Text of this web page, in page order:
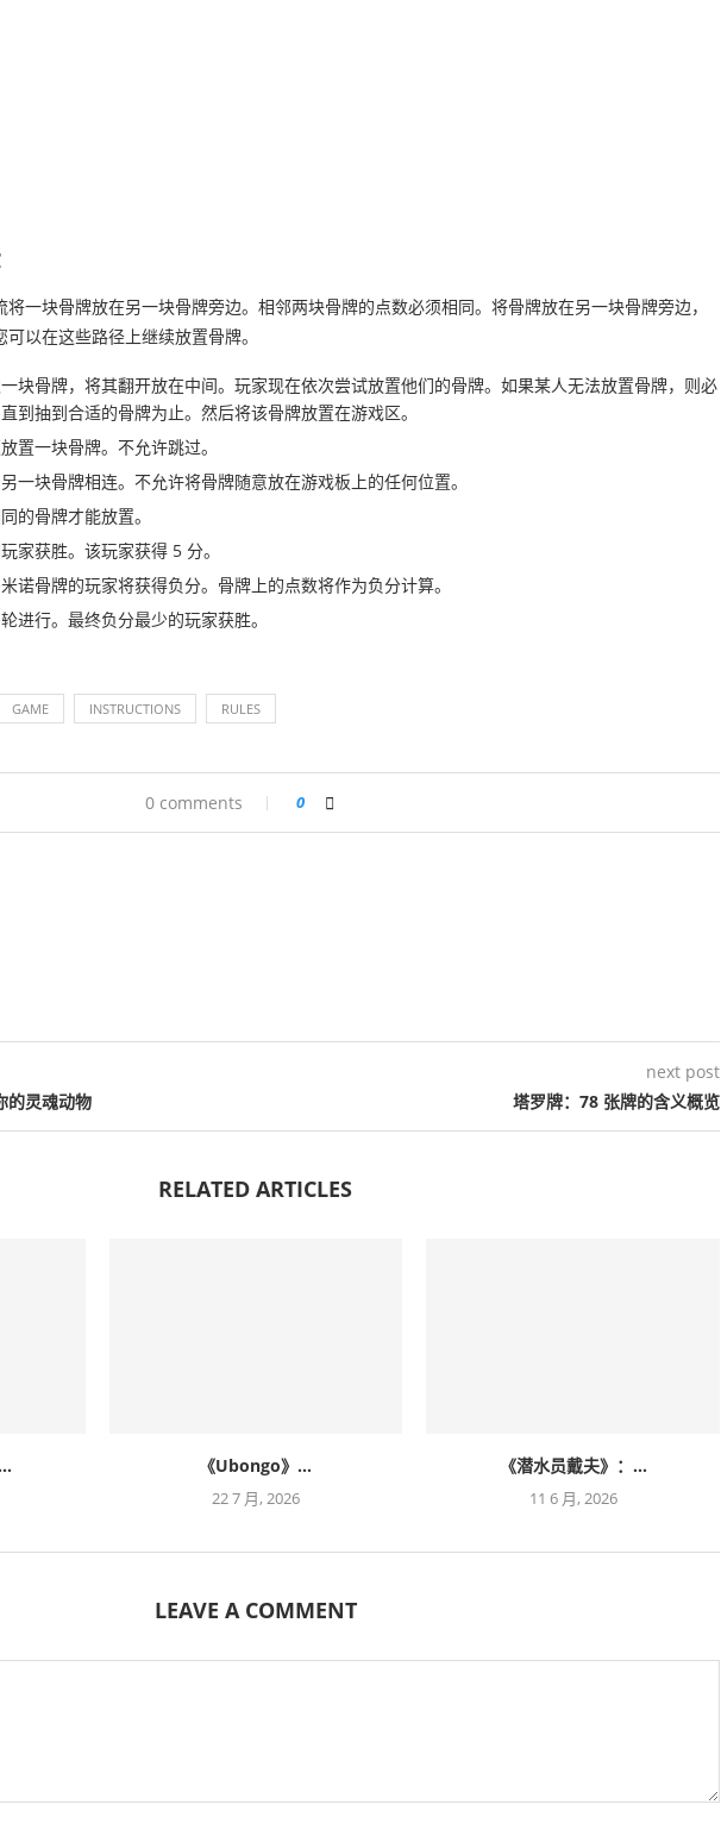
一块骨牌放在另一块骨牌旁边。相邻两块骨牌的点数必须相同。将骨牌放在另一块骨牌旁边，
以在这些路径上继续放置骨牌。
块骨牌，将其翻开放在中间。玩家现在依次尝试放置他们的骨牌。如果某人无法放置骨牌，则必
到抽到合适的骨牌为止。然后将该骨牌放置在游戏区。
置一块骨牌。不允许跳过。
一块骨牌相连。不允许将骨牌随意放在游戏板上的任何位置。
的骨牌才能放置。
家获胜。该玩家获得 5 分。
诺骨牌的玩家将获得负分。骨牌上的点数将作为负分计算。
进行。最终负分最少的玩家获胜。
GAME INSTRUCTIONS RULES
0 comments 0
灵魂动物
next post
塔罗牌：78 张牌的含义概览
RELATED ARTICLES
《Ubongo》...
22 7 月, 2026
《潜水员戴夫》：...
11 6 月, 2026
LEAVE A COMMENT